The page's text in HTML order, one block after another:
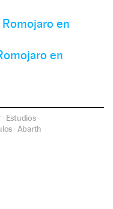
en
en
· Estudios·
· Abarth